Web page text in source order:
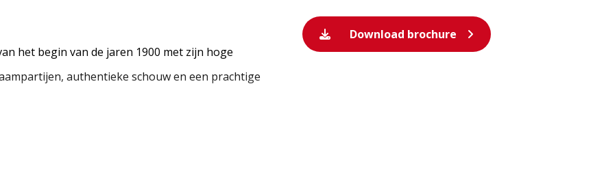
het begin van de jaren 1900 met zijn hoge
authentieke schouw en een prachtige
Download brochure